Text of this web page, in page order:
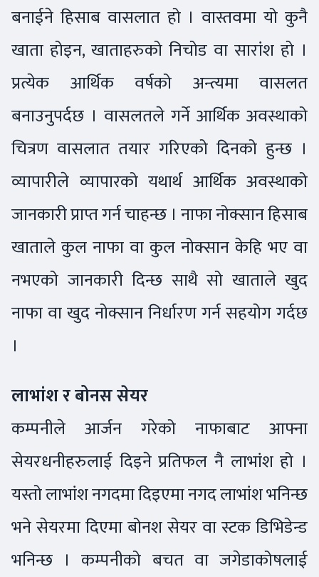
बनाईने हिसाब वासलात हो । वास्तवमा यो कुनै
खाता होइन, खाताहरुको निचोड वा सारांश हो ।
प्रत्येक आर्थिक वर्षको अन्त्यमा वासलत
बनाउनुपर्दछ । वासलतले गर्ने आर्थिक अवस्थाको
चित्रण वासलात तयार गरिएको दिनको हुन्छ ।
व्यापारीले व्यापारको यथार्थ आर्थिक अवस्थाको
जानकारी प्राप्त गर्न चाहन्छ । नाफा नोक्सान हिसाब
खाताले कुल नाफा वा कुल नोक्सान केहि भए वा
नभएको जानकारी दिन्छ साथै सो खाताले खुद
नाफा वा खुद नोक्सान निर्धारण गर्न सहयोग गर्दछ
।
लाभांश र बोनस सेयर
कम्पनीले आर्जन गरेको नाफाबाट आफ्ना
सेयरधनीहरुलाई दिइने प्रतिफल नै लाभांश हो ।
यस्तो लाभांश नगदमा दिइएमा नगद लाभांश भनिन्छ
भने सेयरमा दिएमा बोनश सेयर वा स्टक डिभिडेन्ड
भनिन्छ । कम्पनीको बचत वा जगेडाकोषलाई